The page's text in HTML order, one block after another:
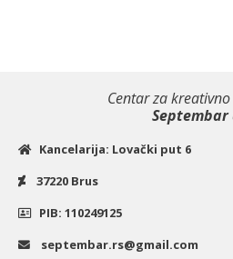
količina
Centar za
Septembar
Kancelarija: Lovački put 6
37220 Brus
PIB: 110249125
septembar.rs@gmail.com